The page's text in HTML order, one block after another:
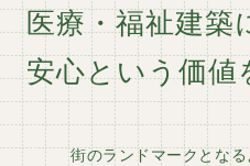
医療・福祉建築
安心という価値
街のランドマークとな